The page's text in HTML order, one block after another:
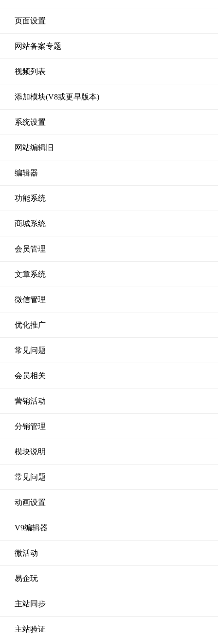
页面设置
网站备案专题
视频列表
添加模块(V8或更早版本)
系统设置
网站编辑旧
编辑器
功能系统
商城系统
会员管理
文章系统
微信管理
优化推广
常见问题
会员相关
营销活动
分销管理
模块说明
常见问题
动画设置
V9编辑器
微活动
易企玩
主站同步
主站验证